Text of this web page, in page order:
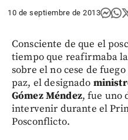
10 de septiembre de 2013
Consciente de que el
tiempo que reafirmaba
sobre el no cese de
paz, el designado
Gómez Méndez, fue uno
intervenir durante el
Posconflicto.